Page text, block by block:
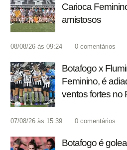
Carioca
amistosos
08/08/26 às 09:24 0 comentários
Botafogo x
Feminino, é
ventos fortes no
07/08/26 às 15:39 0 comentários
Botafogo é